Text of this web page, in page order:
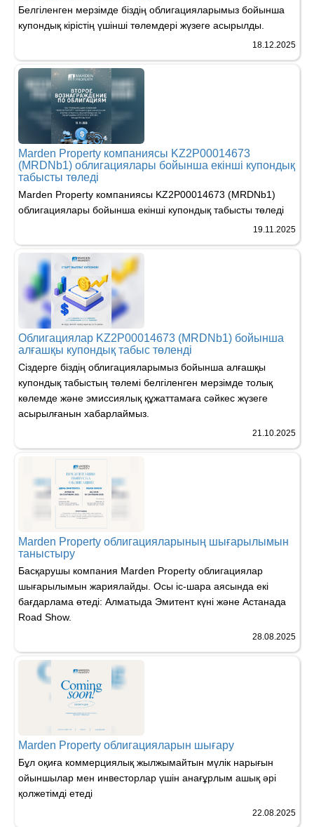
Белгіленген мерзімде біздің облигацияларымыз бойынша
купондық кірістің үшінші төлемдері жүзеге асырылды.
18.12.2025
Marden Property компаниясы KZ2P00014673
(MRDNb1) облигациялары бойынша екінші купондық
табысты төледі
Marden Property компаниясы KZ2P00014673 (MRDNb1)
облигациялары бойынша екінші купондық табысты төледі
19.11.2025
Облигациялар KZ2P00014673 (MRDNb1) бойынша
алғашқы купондық табыс төленді
Сіздерге біздің облигацияларымыз бойынша алғашқы
купондық табыстың төлемі белгіленген мерзімде толық
көлемде және эмиссиялық құжаттамаға сәйкес жүзеге
асырылғанын хабарлаймыз.
21.10.2025
Marden Property облигацияларының шығарылымын
таныстыру
Басқарушы компания Marden Property облигациялар
шығарылымын жариялайды. Осы іс-шара аясында екі
бағдарлама өтеді: Алматыда Эмитент күні және Астанада
Road Show.
28.08.2025
Marden Property облигацияларын шығару
Бұл оқиға коммерциялық жылжымайтын мүлік нарығын
ойыншылар мен инвесторлар үшін анағұрлым ашық әрі
қолжетімді етеді
22.08.2025